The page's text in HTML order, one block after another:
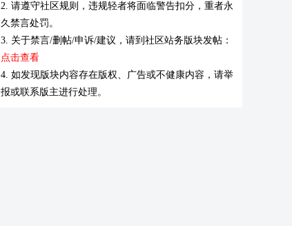
2. 请遵守社区规则，违规轻者将面临警告扣分，重者永
久禁言处罚。
3. 关于禁言/删帖/申诉/建议，请到社区站务版块发帖：
点击查看
4. 如发现版块内容存在版权、广告或不健康内容，请举
报或联系版主进行处理。